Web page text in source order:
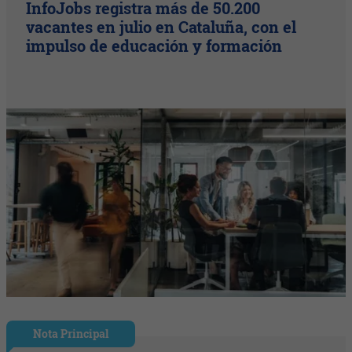
InfoJobs registra más de 50.200
vacantes en julio en Cataluña, con el
impulso de educación y formación
Nota Principal